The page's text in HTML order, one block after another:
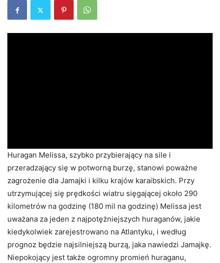
Huragan Melissa, szybko przybierający na sile i
przeradzający się w potworną burzę, stanowi poważne
zagrożenie dla Jamajki i kilku krajów karaibskich. Przy
utrzymującej się prędkości wiatru sięgającej około 290
kilometrów na godzinę (180 mil na godzinę) Melissa jest
uważana za jeden z najpotężniejszych huraganów, jakie
kiedykolwiek zarejestrowano na Atlantyku, i według
prognoz będzie najsilniejszą burzą, jaka nawiedzi Jamajkę.
Niepokojący jest także ogromny promień huraganu,